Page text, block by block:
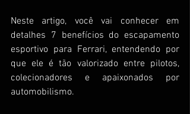
Neste artigo, você vai conhecer em
detalhes 7 benefícios do escapamento
esportivo para Ferrari, entendendo por
que ele é tão valorizado entre pilotos,
colecionadores e apaixonados por
automobilismo.